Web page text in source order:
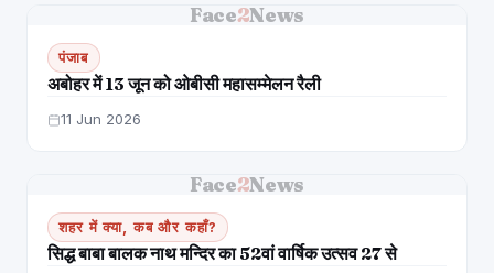
Face2News
पंजाब
अबोहर में 13 जून को ओबीसी महासम्मेलन रैली
11 Jun 2026
Face2News
शहर में क्या, कब और कहाँ?
सिद्ध बाबा बालक नाथ मन्दिर का 52वां वार्षिक उत्सव 27 से